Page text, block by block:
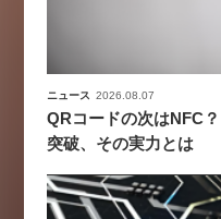
ニュース 2026.08.07
QRコードの次はNFC
突破、その実力とは